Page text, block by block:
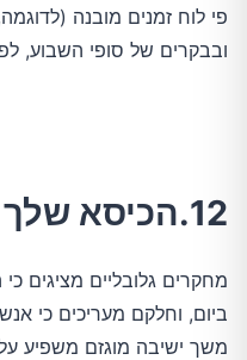
פי לוח זמנים מובנה
ובבקרים של סופי השבוע,
12.הכיסא שלך
משך ישיבה מוגזם משפיע